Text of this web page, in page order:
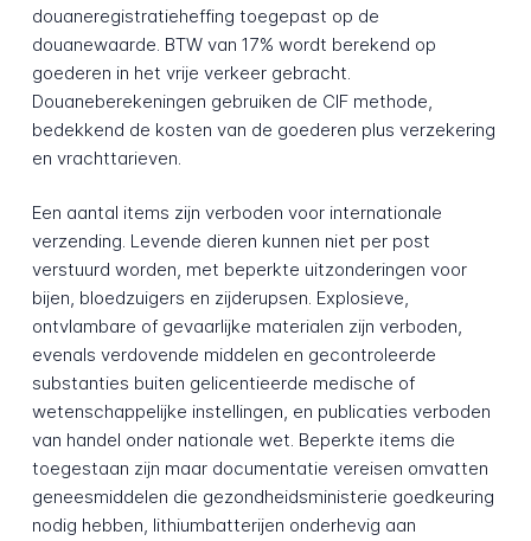
douaneregistratieheffing toegepast op de
douanewaarde. BTW van 17% wordt berekend op
goederen in het vrije verkeer gebracht.
Douaneberekeningen gebruiken de CIF methode,
bedekkend de kosten van de goederen plus verzekering
en vrachttarieven.
Een aantal items zijn verboden voor internationale
verzending. Levende dieren kunnen niet per post
verstuurd worden, met beperkte uitzonderingen voor
bijen, bloedzuigers en zijderupsen. Explosieve,
ontvlambare of gevaarlijke materialen zijn verboden,
evenals verdovende middelen en gecontroleerde
substanties buiten gelicentieerde medische of
wetenschappelijke instellingen, en publicaties verboden
van handel onder nationale wet. Beperkte items die
toegestaan zijn maar documentatie vereisen omvatten
geneesmiddelen die gezondheidsministerie goedkeuring
nodig hebben, lithiumbatterijen onderhevig aan